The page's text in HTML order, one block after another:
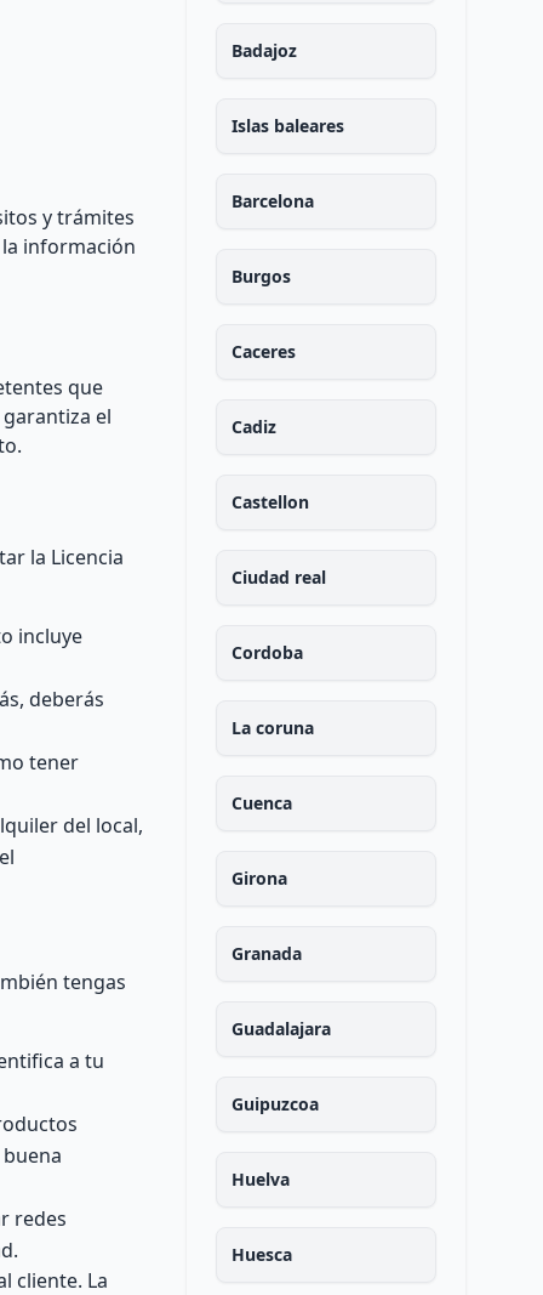
y trámites
información
que
el
la Licencia
incluye
deberás
tener
del local,
tengas
a tu
redes
cliente. La
Badajoz
Islas baleares
Barcelona
Burgos
Caceres
Cadiz
Castellon
Ciudad real
Cordoba
La coruna
Cuenca
Girona
Granada
Guadalajara
Guipuzcoa
Huelva
Huesca